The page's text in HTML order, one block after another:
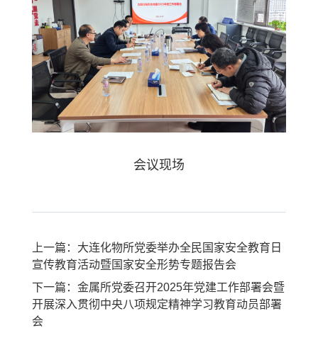
会议现场
上一篇：大连化物所党委举办全民国家安全教育日
宣传教育活动暨国家安全形势专题报告会
下一篇：金属所党委召开2025年党建工作部署会暨
开展深入贯彻中央八项规定精神学习教育动员部署
会